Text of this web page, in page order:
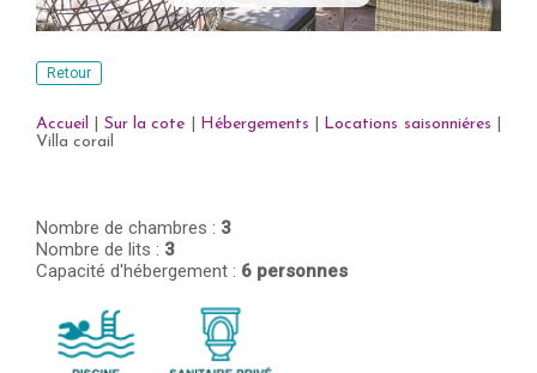
Retour
Accueil Sur la cote Hébergements Locations saisonniéres
Villa corail
Nombre de chambres : 3
Nombre de lits : 3
Capacité d'hébergement : 6 personnes